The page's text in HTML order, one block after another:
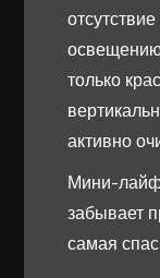
только
активно
Мини-
забывает
самая